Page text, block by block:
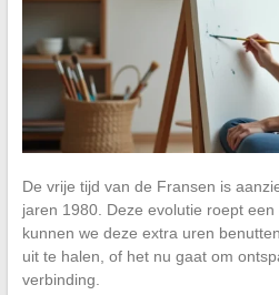
De vrije tijd van de Fransen is
jaren 1980. Deze evolutie roept
kunnen we deze extra uren
uit te halen, of het nu gaat om
verbinding.